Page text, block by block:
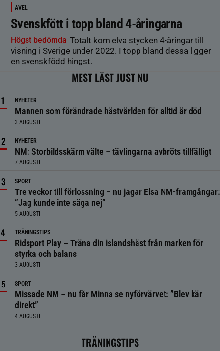
AVEL
Svenskfött i topp bland 4-åringarna
Högst bedömda Totalt kom elva stycken 4-åringar till
visning i Sverige under 2022. I topp bland dessa ligger
en svenskfödd hingst.
MEST LÄST JUST NU
NYHETER
Mannen som förändrade hästvärlden för alltid är död
3 AUGUSTI
NYHETER
NM: Storbildsskärm välte – tävlingarna avbröts tillfälligt
7 AUGUSTI
SPORT
Tre veckor till förlossning – nu jagar Elsa NM-framgångar:
”Jag kunde inte säga nej”
5 AUGUSTI
TRÄNINGSTIPS
Ridsport Play – Träna din islandshäst från marken för
styrka och balans
3 AUGUSTI
SPORT
Missade NM – nu får Minna se nyförvärvet: ”Blev kär
direkt”
4 AUGUSTI
TRÄNINGSTIPS